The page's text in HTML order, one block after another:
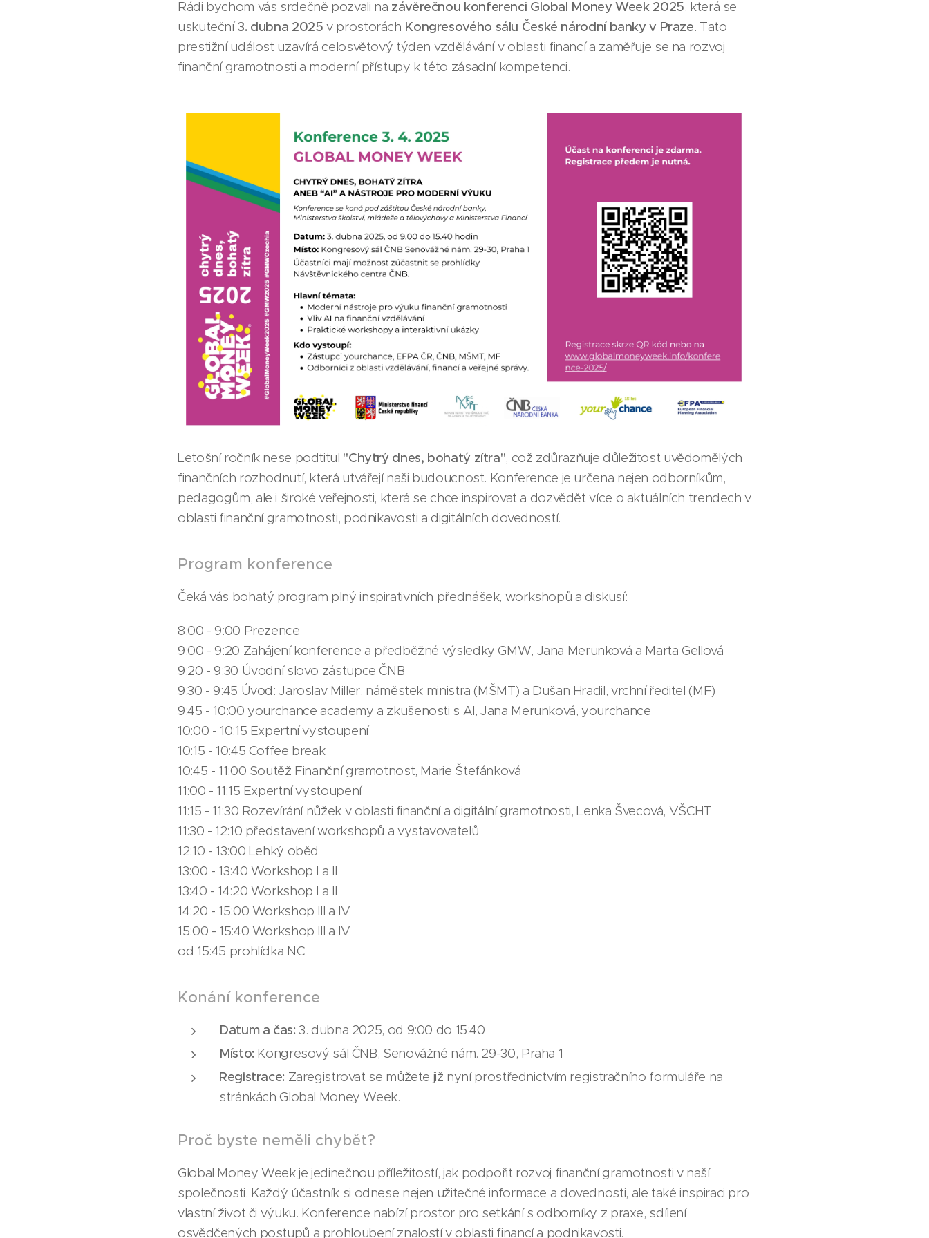
Rádi bychom vás srdečně pozvali na závěrečnou konferenci Global Money Week 2025, která se
uskuteční3. dubna 2025 v prostorách Kongresového sálu České národní banky v Praze. Tato
prestižní událost uzavírá celosvětový týden vzdělávání v oblasti financí a zaměřuje se na rozvoj
finanční gramotnosti a moderní přístupy k této zásadní kompetenci.
Letošní ročník nese podtitul "Chytrý dnes, bohatý zítra", což zdůrazňuje důležitost uvědomělých
finančních rozhodnutí, která utvářejí naši budoucnost. Konference je určena nejen odborníkům,
pedagogům, ale i široké veřejnosti, která se chce inspirovat a dozvědět více o aktuálních trendech v
oblasti finanční gramotnosti, podnikavosti a digitálních dovedností.
Program konference
Čeká vás bohatý program plný inspirativních přednášek, workshopů a diskusí:
8:00 - 9:00 Prezence
9:00 - 9:20 Zahájení konference a předběžné výsledky GMW, Jana Merunková a Marta Gellová
9:20 - 9:30 Úvodní slovo zástupce ČNB
9:30 - 9:45 Úvod: Jaroslav Miller, náměstek ministra (MŠMT) a Dušan Hradil, vrchní ředitel (MF)
9:45 - 10:00 yourchance academy a zkušenosti s AI, Jana Merunková, yourchance
10:00 - 10:15 Expertní vystoupení
10:15 - 10:45 Coffee break
10:45 - 11:00 Soutěž Finanční gramotnost, Marie Štefánková
11:00 - 11:15 Expertní vystoupení
11:15 - 11:30 Rozevírání nůžek v oblasti finanční a digitální gramotnosti, Lenka Švecová, VŠCHT
11:30 - 12:10 představení workshopů a vystavovatelů
12:10 - 13:00 Lehký oběd
13:00 - 13:40 Workshop I a II
13:40 - 14:20 Workshop I a II
14:20 - 15:00 Workshop III a IV
15:00 - 15:40 Workshop III a IV
od 15:45 prohlídka NC
Konání konference
Datum a čas: 3. dubna 2025, od 9:00 do 15:40
Místo: Kongresový sál ČNB, Senovážné nám. 29-30, Praha 1
Registrace: Zaregistrovat se můžete již nyní prostřednictvím registračního formuláře na
stránkách Global Money Week.
Proč byste neměli chybět?
Global Money Week je jedinečnou příležitostí, jak podpořit rozvoj finanční gramotnosti v naší
společnosti. Každý účastník si odnese nejen užitečné informace a dovednosti, ale také inspiraci pro
vlastní život či výuku. Konference nabízí prostor pro setkání s odborníky z praxe, sdílení
osvědčených postupů a prohloubení znalostí v oblasti financí a podnikavosti.